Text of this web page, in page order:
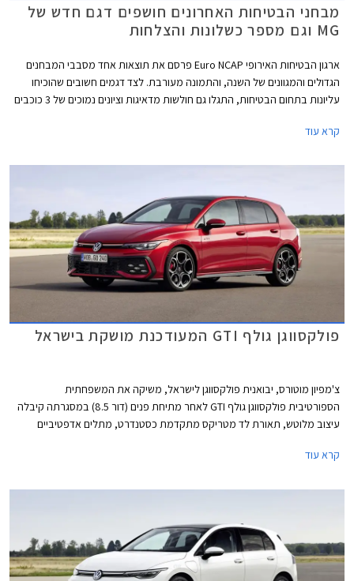
מבחני הבטיחות האחרונים חושפים דגם חדש של
MG וגם מספר כשלונות והצלחות
ארגון הבטיחות האירופי Euro NCAP פרסם את תוצאות אחד מסבבי המבחנים
הגדולים והמגוונים של השנה, והתמונה מעורבת. לצד דגמים חשובים שהוכיחו
עליונות בתחום הבטיחות, התגלו גם חולשות מדאיגות וציונים נמוכים של 3 כוכבים
מנת לבדוק את רמת בטיחותו בסטנדרטים של היום.
קרא עוד
פולקסווגן גולף GTI המעודכנת מושקת בישראל
צ'מפיון מוטורס, יבואנית פולקסווגן לישראל, משיקה את המשפחתית
הספורטיבית פולקסווגן גולף GTI לאחר מתיחת פנים (דור 8.5) במסגרתה קיבלה
עיצוב מלוטש, תאורת לד מטריקס מתקדמת כסטנדרט, מתלים אדפטיביים
45,000 ₪ ביחס לדגם היוצא ועומד כעת על 299,900 ₪.
קרא עוד